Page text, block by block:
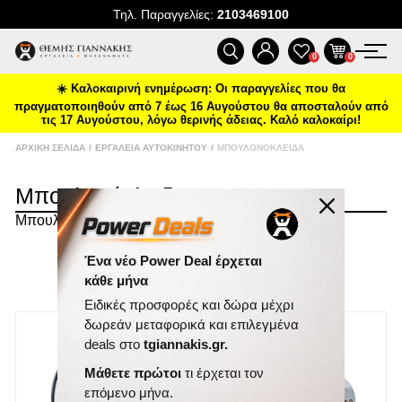
Τηλ. Παραγγελίες: 2103469100
ΠΡΟΪΌΝΤΑ
ΠΡΟΣΦΟΡΈΣ
ΝΈΕΣ ΑΦΊΞΕΙΣ
ΕΠΙΚΟΙΝΩΝΊΑ
ΝΈΑ & ΆΡΘΡΑ
0 0
☀️ Καλοκαιρινή ενημέρωση: Οι παραγγελίες που θα
πραγματοποιηθούν από 7 έως 16 Αυγούστου θα αποσταλούν από
τις 17 Αυγούστου, λόγω θερινής άδειας. Καλό καλοκαίρι!
ΑΡΧΙΚΉ ΣΕΛΊΔΑ / ΕΡΓΑΛΕΊΑ ΑΥΤΟΚΙΝΉΤΟΥ / ΜΠΟΥΛΟΝΌΚΛΕΙΔΑ
Μπουλονόκλειδα
Μπουλονόκλειδα
ΕΜΦΆΝΙΣΗ
Ένα νέο Power Deal έρχεται
κάθε μήνα
Ειδικές προσφορές και δώρα μέχρι
δωρεάν μεταφορικά και επιλεγμένα
deals στο tgiannakis.gr.
Μάθετε πρώτοι τι έρχεται τον
επόμενο μήνα.